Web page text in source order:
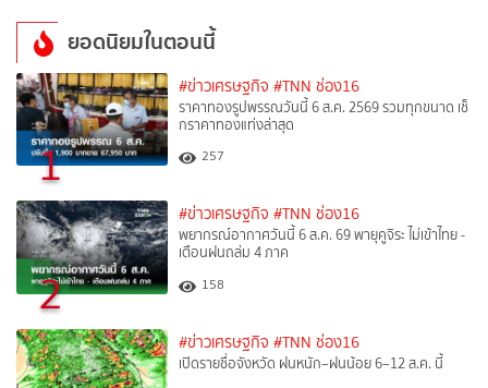
ยอดนิยมในตอนนี้
1
#ข่าวเศรษฐกิจ #TNN ช่อง16
ราคาทองรูปพรรณวันนี้ 6 ส.ค. 2569 รวมทุกขนาด เช็
กราคาทองแท่งล่าสุด
257
2
#ข่าวเศรษฐกิจ #TNN ช่อง16
พยากรณ์อากาศวันนี้ 6 ส.ค. 69 พายุคูจิระ ไม่เข้าไทย -
เตือนฝนถล่ม 4 ภาค
158
#ข่าวเศรษฐกิจ #TNN ช่อง16
เปิดรายชื่อจังหวัด ฝนหนัก–ฝนน้อย 6–12 ส.ค. นี้